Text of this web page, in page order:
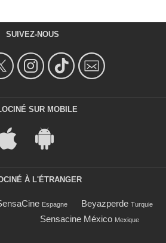
SUIVEZ-NOUS
SUR MOBILE
À L'ÉTRANGER
Espagne Beyazperde Turquie
Sensacine México Mexique